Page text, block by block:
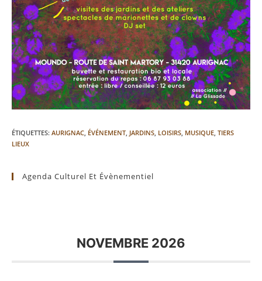
ÉTIQUETTES: AURIGNAC ÉVÉNEMENT JARDINS LOISIRS MUSIQUE TIERS
LIEUX
Agenda Culturel Et Évènementiel
NOVEMBRE 2026